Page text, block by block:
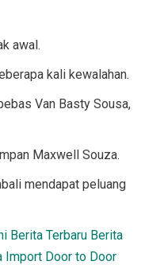
awal.
kali kewalahan.
Van Basty Sousa,
Maxwell Souza.
mendapat peluang
Berita Terbaru Berita
Import Door to Door